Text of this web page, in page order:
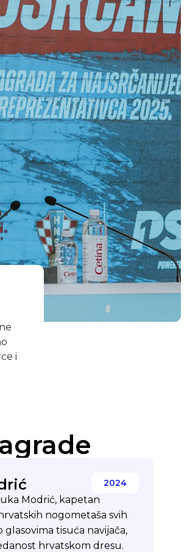
i
2024
Modrić, kapetan
nogometaša svih
tisuća navijača,
hrvatskom dresu.